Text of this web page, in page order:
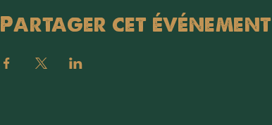
Partager cet événement